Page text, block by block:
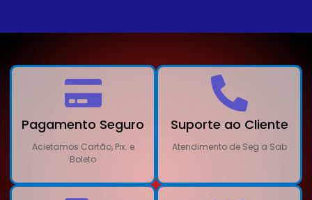
Pagamento Seguro
Acietamos Cartão, Pix. e
Boleto
Suporte ao Cliente
Atendimento de Seg a Sab